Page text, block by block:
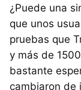
¿Puede una
que unos
pruebas que
y más de
bastante
cambiaron de